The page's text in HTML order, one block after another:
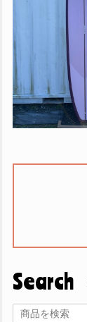
Search